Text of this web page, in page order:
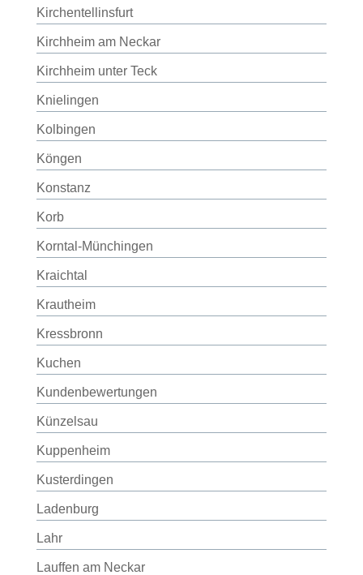
Kirchentellinsfurt
Kirchheim am Neckar
Kirchheim unter Teck
Knielingen
Kolbingen
Köngen
Konstanz
Korb
Korntal-Münchingen
Kraichtal
Krautheim
Kressbronn
Kuchen
Kundenbewertungen
Künzelsau
Kuppenheim
Kusterdingen
Ladenburg
Lahr
Lauffen am Neckar